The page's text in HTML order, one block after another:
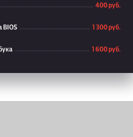
400 руб.
BIOS 1 300 руб.
1 600 руб.